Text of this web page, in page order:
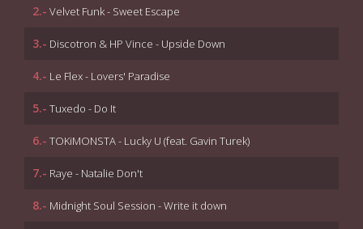
2.- Velvet Funk - Sweet Escape
3.- Discotron & HP Vince - Upside Down
4.- Le Flex - Lovers' Paradise
5.- Tuxedo - Do It
6.- TOKiMONSTA - Lucky U (feat. Gavin Turek)
7.- Raye - Natalie Don't
8.- Midnight Soul Session - Write it down